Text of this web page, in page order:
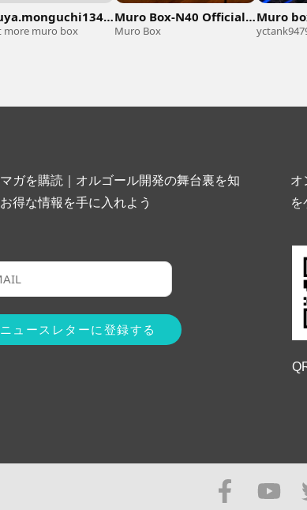
tetsuya.monguchi1348's offline list
more muro box
Muro Box-N40 Official Playlist
Muro Box
Muro
マガを購読｜オルゴール開発の舞台裏を知
得な情報を手に入れよう
オ
を